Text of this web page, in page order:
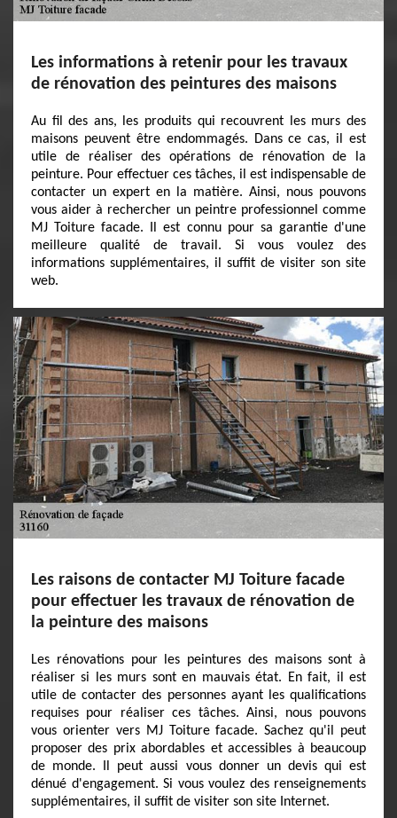
Les informations à retenir pour les travaux
de rénovation des peintures des maisons
Au fil des ans, les produits qui recouvrent les murs des
maisons peuvent être endommagés. Dans ce cas, il est
utile de réaliser des opérations de rénovation de la
peinture. Pour effectuer ces tâches, il est indispensable de
contacter un expert en la matière. Ainsi, nous pouvons
vous aider à rechercher un peintre professionnel comme
MJ Toiture facade. Il est connu pour sa garantie d'une
meilleure qualité de travail. Si vous voulez des
informations supplémentaires, il suffit de visiter son site
web.
Les raisons de contacter MJ Toiture facade
pour effectuer les travaux de rénovation de
la peinture des maisons
Les rénovations pour les peintures des maisons sont à
réaliser si les murs sont en mauvais état. En fait, il est
utile de contacter des personnes ayant les qualifications
requises pour réaliser ces tâches. Ainsi, nous pouvons
vous orienter vers MJ Toiture facade. Sachez qu'il peut
proposer des prix abordables et accessibles à beaucoup
de monde. Il peut aussi vous donner un devis qui est
dénué d'engagement. Si vous voulez des renseignements
supplémentaires, il suffit de visiter son site Internet.